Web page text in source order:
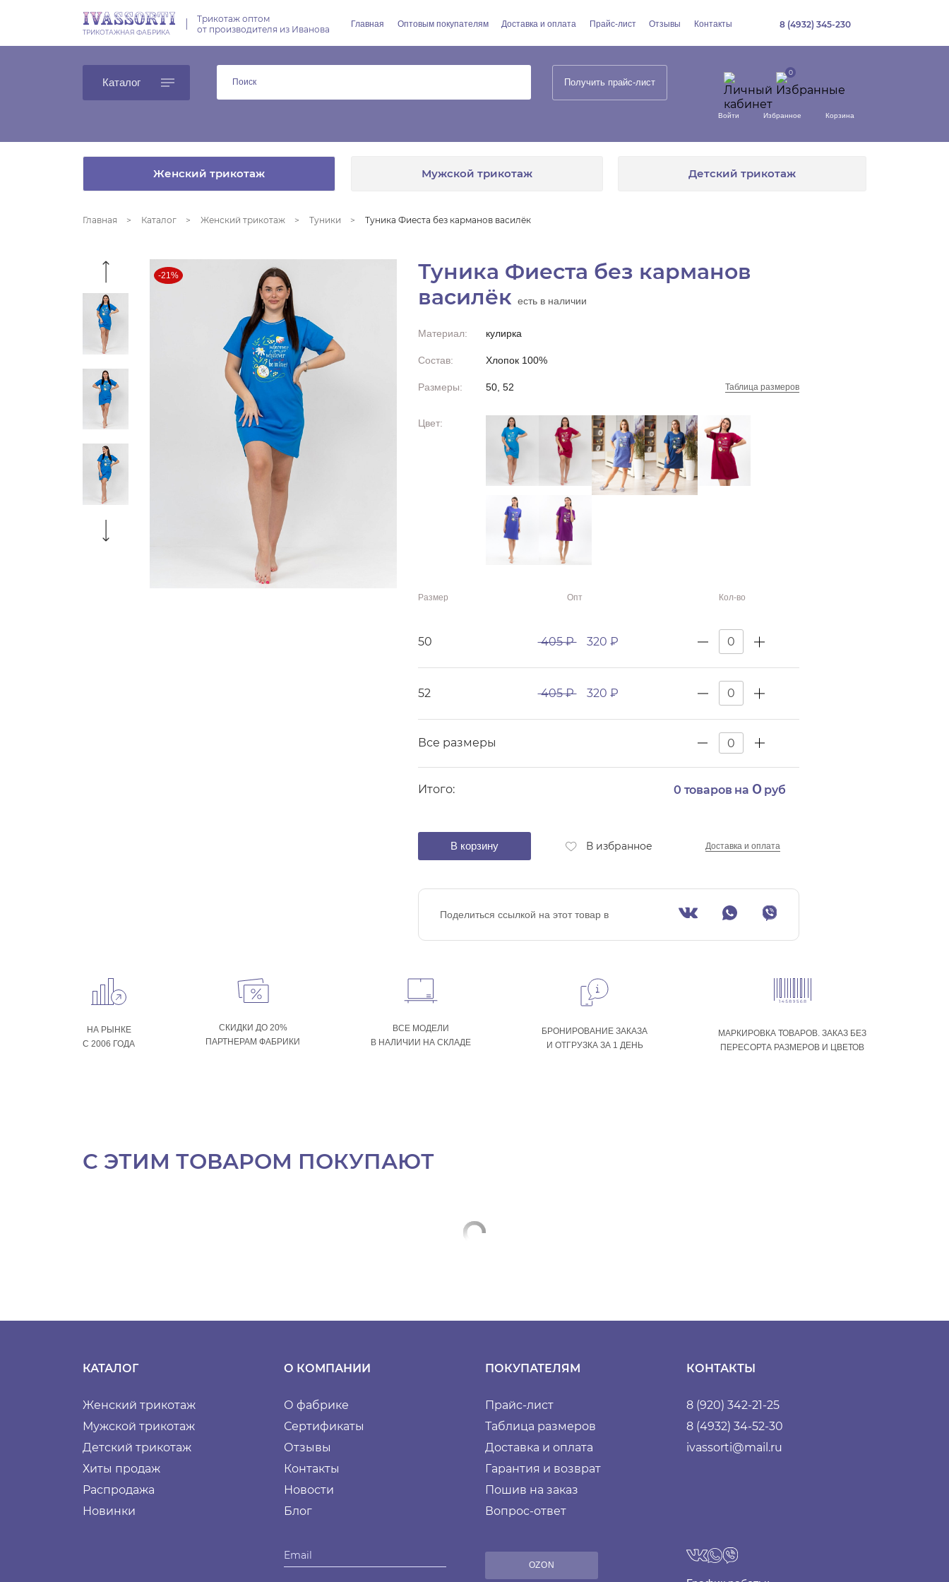
ТРИКОТАЖНАЯ ФАБРИКА
Трикотаж оптом
от производителя из Иванова
Главная Оптовым покупателям Доставка и оплата Прайс-лист Отзывы Контакты 8 (4932) 345-230
Каталог Получить прайс-лист
Войти Избранное Корзина
Женский трикотаж Мужской трикотаж Детский трикотаж
Главная Каталог Женский трикотаж Туники Туника Фиеста без карманов василёк
-21%
Туника Фиеста без карманов
василёк есть в наличии
Материал: кулирка
Состав: Хлопок 100%
Размеры: 50, 52 Таблица размеров
Цвет:
Размер Опт Кол-во
50 405 ₽ 320 ₽
52 405 ₽ 320 ₽
Все размеры
Итого: 0 товаров на 0руб
В корзину В избранное Доставка и оплата
Поделиться ссылкой на этот товар в
НА РЫНКЕ
С 2006 ГОДА
СКИДКИ ДО 20%
ПАРТНЕРАМ ФАБРИКИ
ВСЕ МОДЕЛИ
В НАЛИЧИИ НА СКЛАДЕ
БРОНИРОВАНИЕ ЗАКАЗА
И ОТГРУЗКА ЗА 1 ДЕНЬ
МАРКИРОВКА ТОВАРОВ. ЗАКАЗ БЕЗ
ПЕРЕСОРТА РАЗМЕРОВ И ЦВЕТОВ
С ЭТИМ ТОВАРОМ ПОКУПАЮТ
КАТАЛОГ
Женский трикотаж
Мужской трикотаж
Детский трикотаж
Хиты продаж
Распродажа
Новинки
О КОМПАНИИ
О фабрике
Сертификаты
Отзывы
Контакты
Новости
Блог
ПОКУПАТЕЛЯМ
Прайс-лист
Таблица размеров
Доставка и оплата
Гарантия и возврат
Пошив на заказ
Вопрос-ответ
OZON
КОНТАКТЫ
8 (920) 342-21-25
8 (4932) 34-52-30
ivassorti@mail.ru